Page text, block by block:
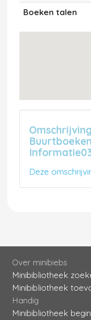
Boeken talen
Deze
Over minibiebs
Minibibliotheek
Minibibliotheek
Handig
Minibibliotheek